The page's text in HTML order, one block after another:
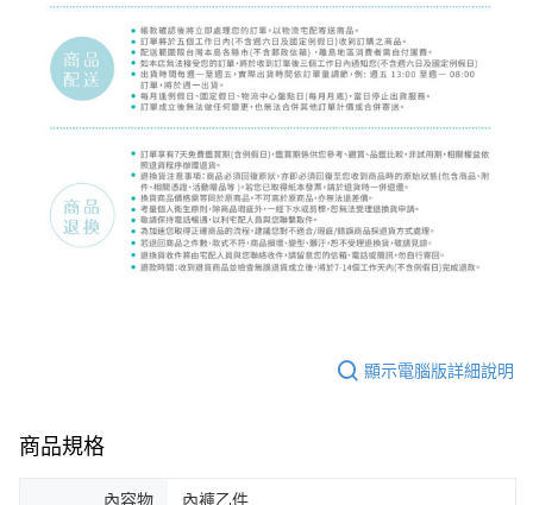
顯示電腦版詳細說明
商品規格
內容物 內褲乙件